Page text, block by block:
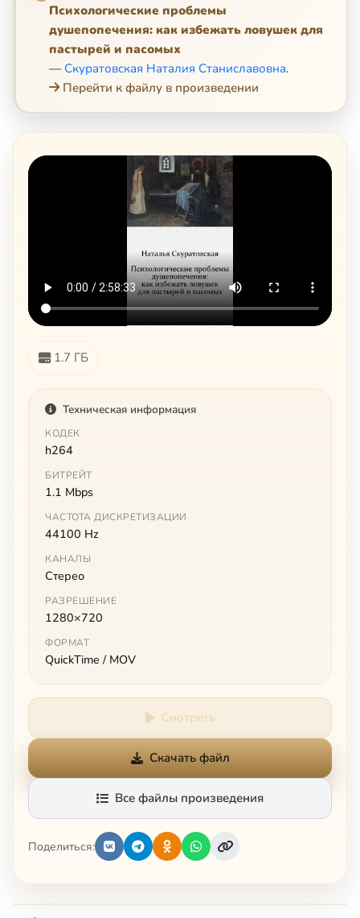
Психологические проблемы
душепопечения: как избежать ловушек для
пастырей и пасомых
— Скуратовская Наталия Станиславовна.
Перейти к файлу в произведении
1.7 ГБ
Техническая информация
КОДЕК
h264
БИТРЕЙТ
1.1 Mbps
ЧАСТОТА ДИСКРЕТИЗАЦИИ
44100 Hz
КАНАЛЫ
Стерео
РАЗРЕШЕНИЕ
1280×720
ФОРМАТ
QuickTime / MOV
Смотреть
Скачать файл
Все файлы произведения
Поделиться: